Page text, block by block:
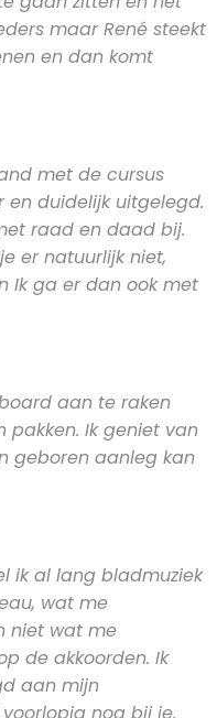
maar René steekt
en dan komt
met de cursus
duidelijk uitgelegd.
raad en daad bij.
er natuurlijk niet,
Ik ga er dan ook met
aan te raken
pakken. Ik geniet van
geboren aanleg kan
ik al lang bladmuziek
wat me
niet wat me
de akkoorden. Ik
aan mijn